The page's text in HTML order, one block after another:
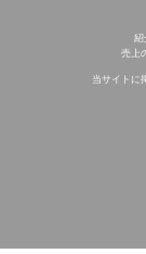
紹
売上
当サイトに